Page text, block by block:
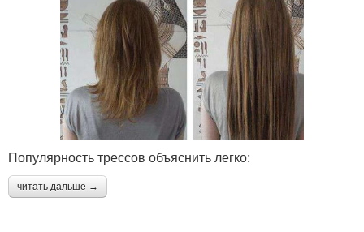
Популярность трессов объяснить легко:
читать дальше →